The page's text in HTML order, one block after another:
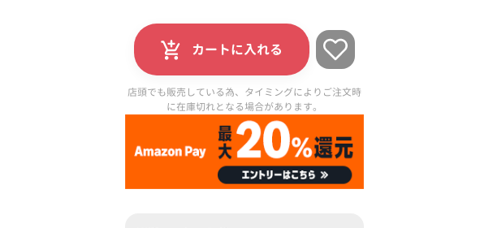
カートに入れる
店頭でも販売している為、タイミングによりご注文時
に在庫切れとなる場合があります。